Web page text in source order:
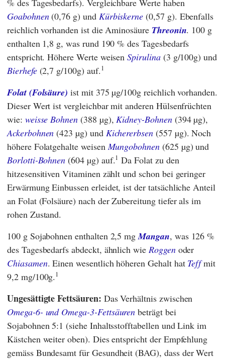
Goabohnen(0,76 g) und Kürbiskerne (0,57 g). Ebenfalls
reichlich vorhanden ist die Aminosäure Threonin. 100 g
enthalten 1,8 g, was rund 190 % des Tagesbedarfs
entspricht. Höhere Werte weisenSpirulina(3 g/100g) und
Bierhefe(2,7 g/100g) auf.1
Folat (Folsäure) ist mit 375 µg/100g reichlich vorhanden.
Dieser Wert ist vergleichbar mit anderen Hülsenfrüchten
wie: weisse Bohnen (388 µg), Kidney-Bohnen(394 µg),
Ackerbohnen (423 µg) und Kichererbsen (557 µg). Noch
höhere Folatgehalte weisen Mungobohnen(625 µg) und
Borlotti-Bohnen (604 µg) auf.1 Da Folat zu den
hitzesensitiven Vitaminen zählt und schon bei geringer
Erwärmung Einbussen erleidet, ist der tatsächliche Anteil
an Folat (Folsäure) nach der Zubereitung tiefer als im
rohen Zustand.
100 g Sojabohnen enthalten 2,5 mgMangan, was 126 %
des Tagesbedarfs abdeckt, ähnlich wie Roggenoder
Chiasamen. Einen wesentlich höheren Gehalt hat Teffmit
9,2 mg/100g.1
Ungesättigte Fettsäuren: Das Verhältnis zwischen
Omega-6- und Omega-3-Fettsäuren beträgt bei
Sojabohnen 5:1 (siehe Inhaltsstofftabellen und Link im
Kästchen weiter oben). Dies entspricht der Empfehlung
gemäss Bundesamt für Gesundheit (BAG), dass der Wert